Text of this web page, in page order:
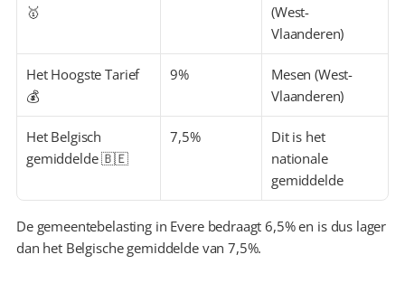
🥇
(West-
Vlaanderen)
Het Hoogste Tarief
💰
9%
Mesen (West-
Vlaanderen)
Het Belgisch
gemiddelde 🇧🇪
7,5%
Dit is het
nationale
gemiddelde
De gemeentebelasting in Evere bedraagt 6,5% en is dus lager
dan het Belgische gemiddelde van 7,5%.